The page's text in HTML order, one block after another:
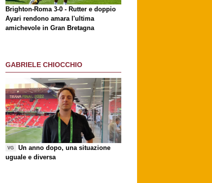
Brighton-Roma 3-0 - Rutter e doppio
Ayari rendono amara l'ultima
amichevole in Gran Bretagna
GABRIELE CHIOCCHIO
VG
Un anno dopo, una situazione
uguale e diversa